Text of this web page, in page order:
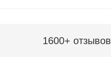
1600+ отзывов